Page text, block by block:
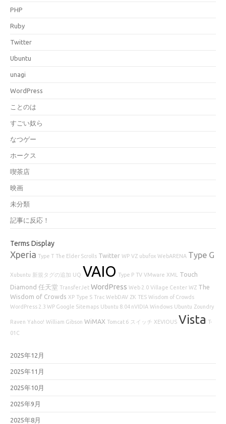
PHP
Ruby
Twitter
Ubuntu
unagi
WordPress
ことのは
すごい奴ら
なつゲー
ホークス
喫茶店
映画
未分類
記事に反応！
Terms Display
Xperia Type T The Elder Scrolls Twitter WP VZ ubufox WebARENA Type G
Xubuntu 新規タグの追加 UQ VAIO Type P TV VMware XML
Touch
Diamond 任天堂 TransferJet WordPress Web 2.0 Village Center WZ The
Wisdom of Crowds XP Type S Trac WebDAV ZK TES Wisdom of Crowds
WordPress 2.3 WP Google Sitemaps Ubuntu 8.04 nVIDIA Windows Ubuntu Zoundry
Raven Yahoo! William Gibson WiMAX Tomcat 6 スイッチ XEVIOUS Vista T-
01C
2025年12月
2025年11月
2025年10月
2025年9月
2025年8月